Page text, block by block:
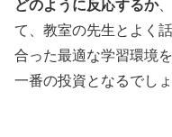
どのように反応するか
て、教室の先生とよく
合った最適な学習環境
一番の投資となるでしょ